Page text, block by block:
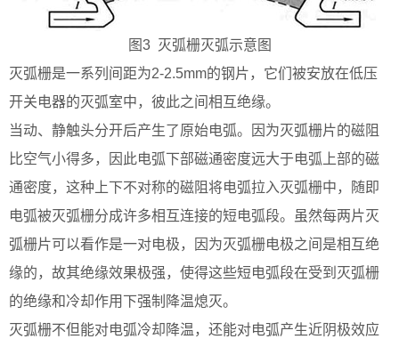
图3 灭弧栅灭弧示意图
灭弧栅是一系列间距为2-2.5mm的钢片，它们被安放在低压
开关电器的灭弧室中，彼此之间相互绝缘。
当动、静触头分开后产生了原始电弧。因为灭弧栅片的磁阻
比空气小得多，因此电弧下部磁通密度远大于电弧上部的磁
通密度，这种上下不对称的磁阻将电弧拉入灭弧栅中，随即
电弧被灭弧栅分成许多相互连接的短电弧段。虽然每两片灭
弧栅片可以看作是一对电极，因为灭弧栅电极之间是相互绝
缘的，故其绝缘效果极强，使得这些短电弧段在受到灭弧栅
的绝缘和冷却作用下强制降温熄灭。
灭弧栅不但能对电弧冷却降温，还能对电弧产生近阴极效应